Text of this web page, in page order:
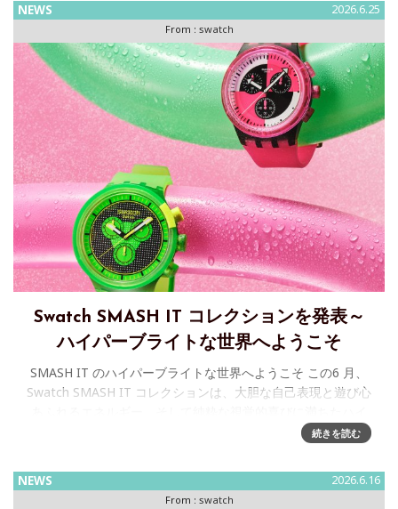
NEWS 2026.6.25
From : swatch
Swatch SMASH IT コレクションを発表～
ハイパーブライトな世界へようこそ
SMASH IT のハイパーブライトな世界へようこそ この6 月、
Swatch SMASH IT コレクションは、大胆な自己表現と遊び心
パーブライトな世界へとファンを誘います。続きを読む
NEWS 2026.6.16
From : swatch